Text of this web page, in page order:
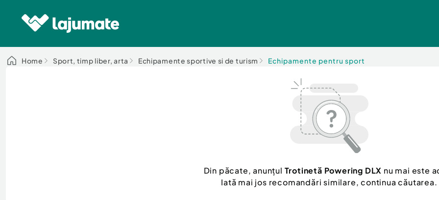
Home Sport, timp liber, arta Echipamente sportive si de turism Echipamente pentru sport
Din păcate, anunțul Trotinetă Powering DLX nu mai este
Iată mai jos recomandări similare, continua căutarea.